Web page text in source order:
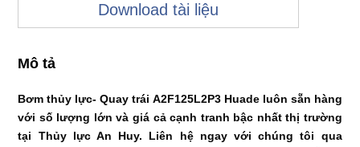
Download tài liệu
Mô tả
Bơm thủy lực- Quay trái A2F125L2P3 Huade luôn sẵn hàng
với số lượng lớn và giá cả cạnh tranh bậc nhất thị trường
tại Thủy lực An Huy. Liên hệ ngay với chúng tôi qua